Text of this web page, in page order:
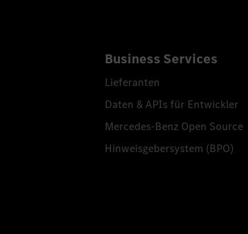
Business Services
Lieferanten
Daten & APIs für Entwickler
Mercedes-Benz Open Source
Hinweisgebersystem (BPO)